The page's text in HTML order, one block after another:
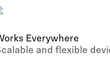
Everywhere
and flexible